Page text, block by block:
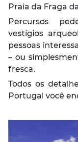
Praia da Fraga
Percursos
vestígios
pessoas
– ou
fresca.
Todos os
Portugal você